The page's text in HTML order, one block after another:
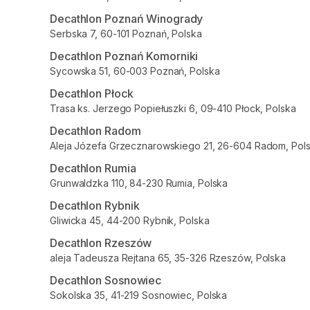
Decathlon Poznań Winogrady
Serbska 7, 60-101 Poznań, Polska
Decathlon Poznań Komorniki
Sycowska 51, 60-003 Poznań, Polska
Decathlon Płock
Trasa ks. Jerzego Popiełuszki 6, 09-410 Płock, Polska
Decathlon Radom
Aleja Józefa Grzecznarowskiego 21, 26-604 Radom,
Decathlon Rumia
Grunwaldzka 110, 84-230 Rumia, Polska
Decathlon Rybnik
Gliwicka 45, 44-200 Rybnik, Polska
Decathlon Rzeszów
aleja Tadeusza Rejtana 65, 35-326 Rzeszów, Polska
Decathlon Sosnowiec
Sokolska 35, 41-219 Sosnowiec, Polska